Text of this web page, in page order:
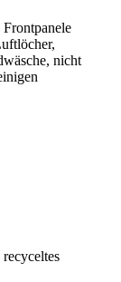
nicht